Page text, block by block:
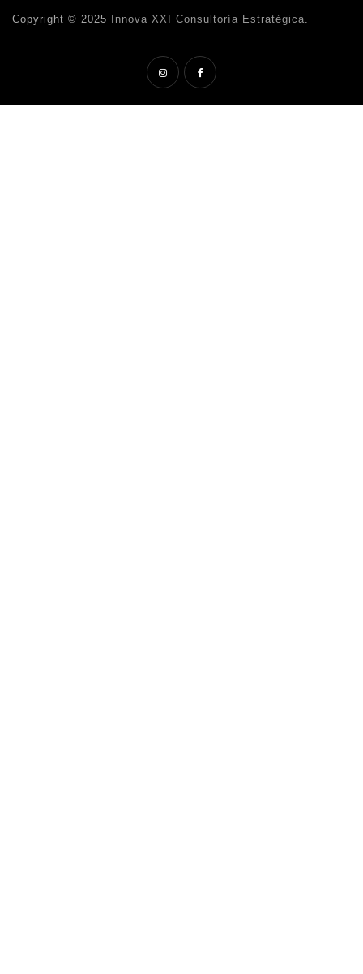
Copyright © 2025 Innova XXI Consultoría Estratégica.